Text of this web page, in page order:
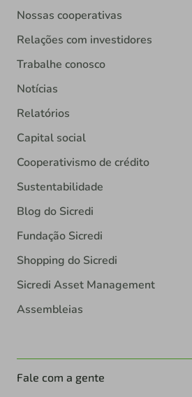
Nossas cooperativas
Relações com investidores
Trabalhe conosco
Notícias
Relatórios
Capital social
Cooperativismo de crédito
Sustentabilidade
Blog do Sicredi
Fundação Sicredi
Shopping do Sicredi
Sicredi Asset Management
Assembleias
Fale com a gente